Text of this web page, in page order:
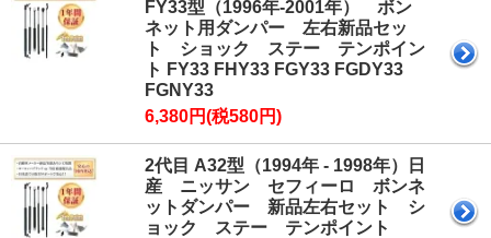
FY33型（1996年-2001年） ボン
ネット用ダンパー 左右新品セッ
ト ショック ステー テンポイン
ト FY33 FHY33 FGY33 FGDY33
FGNY33
6,380円(税580円)
2代目 A32型（1994年 - 1998年）日
産 ニッサン セフィーロ ボンネ
ットダンパー 新品左右セット シ
ョック ステー テンポイント